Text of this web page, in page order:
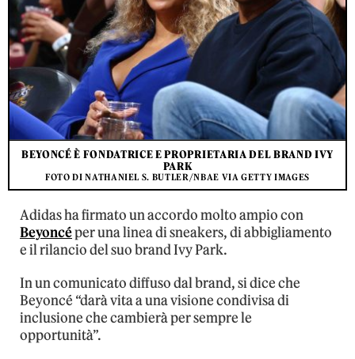
BEYONCÉ È FONDATRICE E PROPRIETARIA DEL BRAND IVY
PARK
FOTO DI NATHANIEL S. BUTLER/NBAE VIA GETTY IMAGES
Adidas ha firmato un accordo molto ampio con
Beyoncéper una linea di sneakers, di abbigliamento
e il rilancio del suo brand Ivy Park.
In un comunicato diffuso dal brand, si dice che
Beyoncé “darà vita a una visione condivisa di
inclusione che cambierà per sempre le
opportunità”.